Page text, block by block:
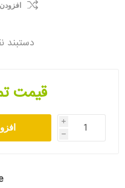
دستبند
قیمت
i
h